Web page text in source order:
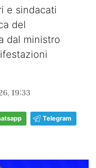
e sindacati
del
dal ministro
19:33
Telegram